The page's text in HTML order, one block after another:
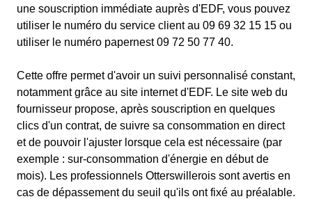
une souscription immédiate auprès d'EDF, vous pouvez
utiliser le numéro du service client au 09 69 32 15 15 ou
utiliser le numéro papernest 09 72 50 77 40.
Cette offre permet d'avoir un suivi personnalisé constant,
notamment grâce au site internet d'EDF. Le site web du
fournisseur propose, après souscription en quelques
clics d'un contrat, de suivre sa consommation en direct
et de pouvoir l'ajuster lorsque cela est nécessaire (par
exemple : sur-consommation d'énergie en début de
mois). Les professionnels Otterswillerois sont avertis en
cas de dépassement du seuil qu'ils ont fixé au préalable.